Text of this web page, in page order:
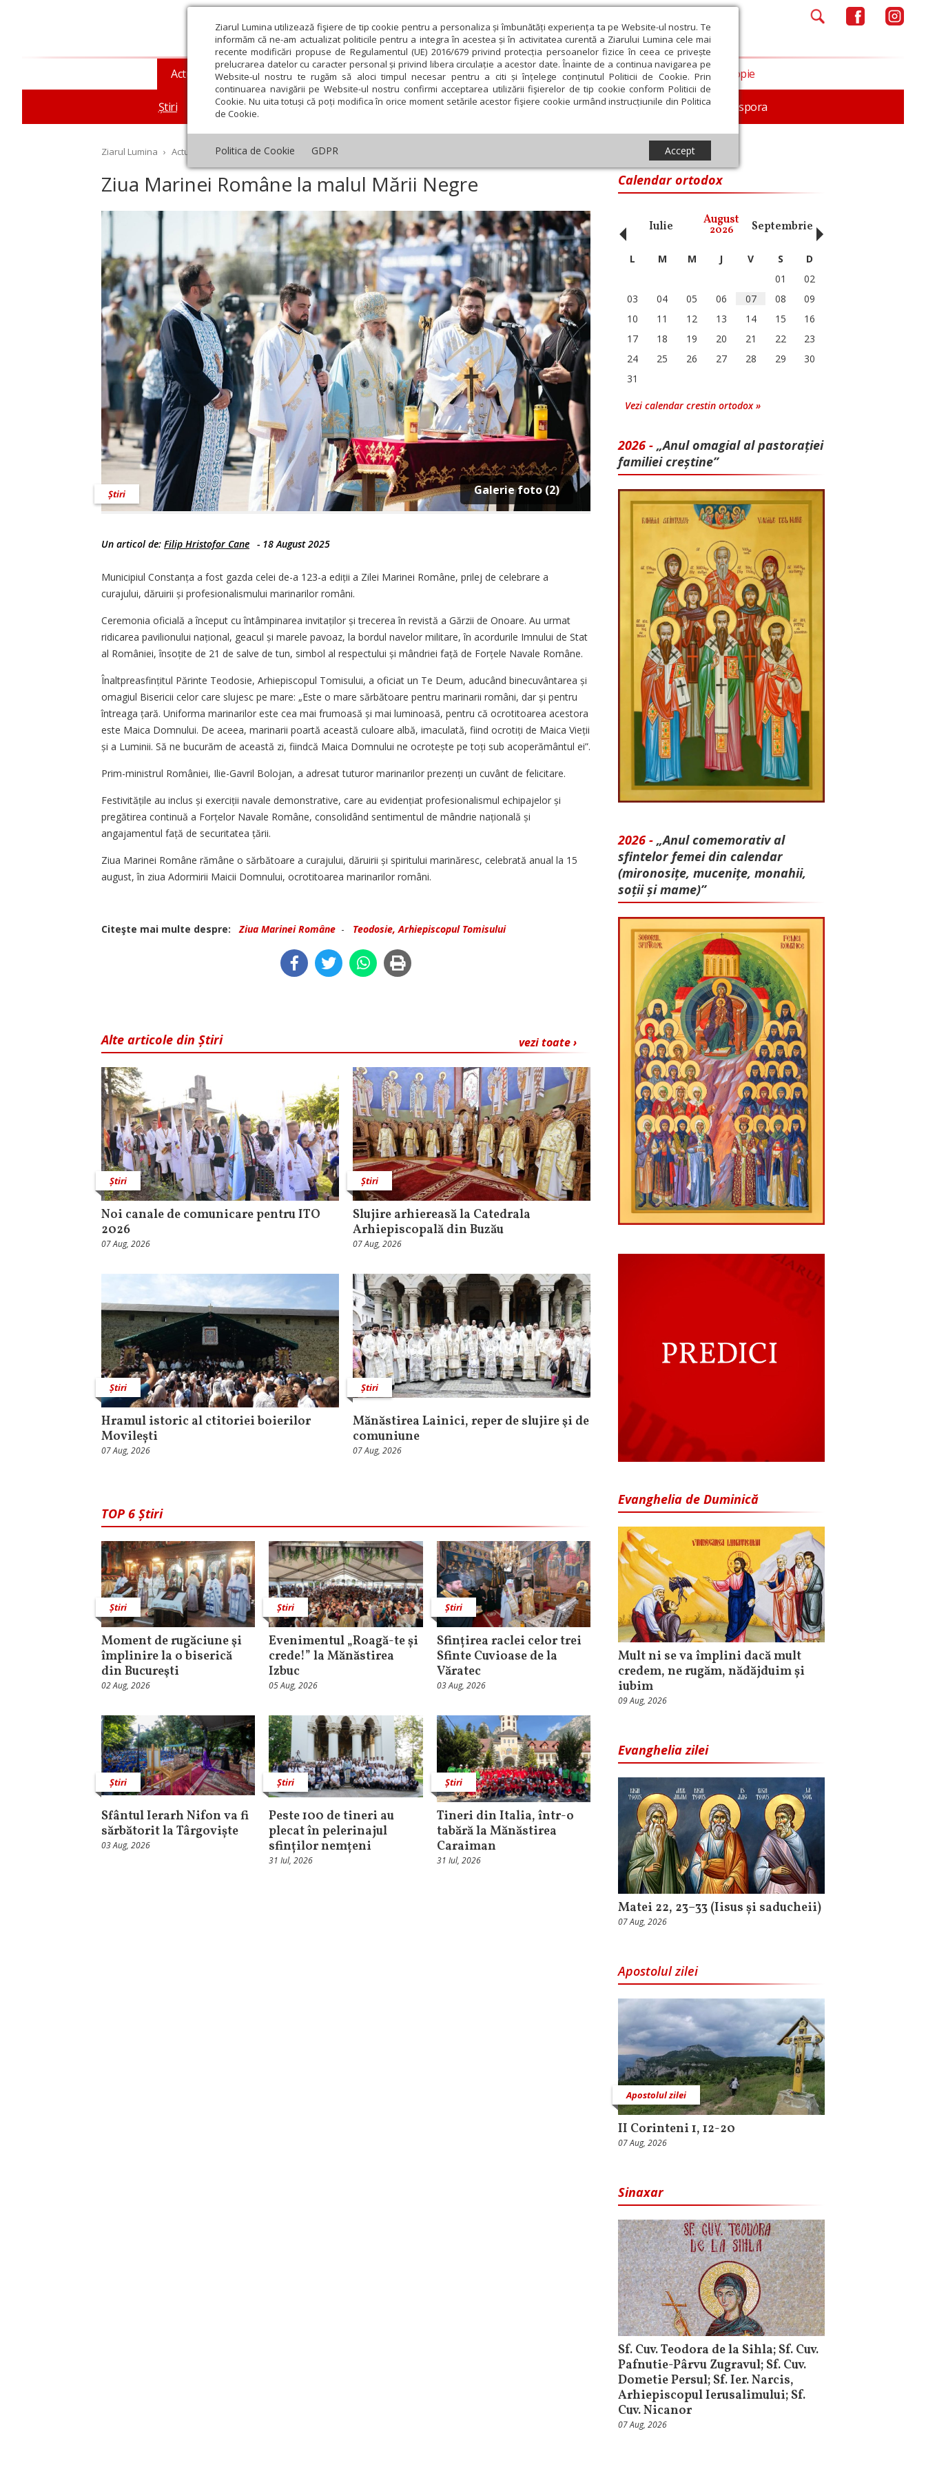
Ziarul Lumina utilizează fişiere de tip cookie pentru a personaliza și îmbunătăți experiența ta pe Website-ul nostru. Te
informăm că ne-am actualizat politicile pentru a integra în acestea și în activitatea curentă a Ziarului Lumina cele mai
recente modificări propuse de Regulamentul (UE) 2016/679 privind protecția persoanelor fizice în ceea ce privește
prelucrarea datelor cu caracter personal și privind libera circulație a acestor date. Înainte de a continua navigarea pe
Website-ul nostru te rugăm să aloci timpul necesar pentru a citi și înțelege conținutul Politicii de Cookie. Prin
continuarea navigării pe Website-ul nostru confirmi acceptarea utilizării fişierelor de tip cookie conform Politicii de
Cookie. Nu uita totuși că poți modifica în orice moment setările acestor fişiere cookie urmând instrucțiunile din Politica
de Cookie.
Politica de Cookie GDPR Accept
Actualitate religioasă
Știri Mesaje și cuvântări An omagial Comunicate de presă Documentar In memoriam Diaspora
Teologie și spiritualitate Educaţie și Cultură Societate Opinii Filantropie
Ziarul Lumina › Actualitate religioasă › Știri › Ziua Marinei Române la malul Mării Negre
Ziua Marinei Române la malul Mării Negre
Galerie foto (2)
Știri
Un articol de: Filip Hristofor Cane - 18 August 2025
Municipiul Constanța a fost gazda celei de-a 123-a ediții a Zilei Marinei Române, prilej de celebrare a
curajului, dăruirii și profesionalismului marinarilor români.
Ceremonia oficială a început cu întâmpinarea invitaților și trecerea în revistă a Gărzii de Onoare. Au urmat
ridicarea pavilionului național, geacul și marele pavoaz, la bordul navelor militare, în acordurile Imnului de Stat
al României, însoțite de 21 de salve de tun, simbol al respectului și mândriei față de Forțele Navale Române.
Înaltpreasfințitul Părinte Teodosie, Arhiepiscopul Tomisului, a oficiat un Te Deum, aducând binecuvântarea și
omagiul Bisericii celor care slujesc pe mare: „Este o mare sărbătoare pentru marinarii români, dar și pentru
întreaga țară. Uniforma marinarilor este cea mai frumoasă și mai luminoasă, pentru că ocrotitoarea acestora
este Maica Domnului. De aceea, marinarii poartă această culoare albă, imaculată, fiind ocrotiți de Maica Vieții
și a Luminii. Să ne bucurăm de această zi, fiindcă Maica Domnului ne ocrotește pe toți sub acoperământul ei”.
Prim-ministrul României, Ilie-Gavril Bolojan, a adresat tuturor marinarilor prezenți un cuvânt de felicitare.
Festivitățile au inclus și exerciții navale demonstrative, care au evidențiat profesionalismul echipajelor și
pregătirea continuă a Forțelor Navale Române, consolidând sentimentul de mândrie națională și
angajamentul față de securitatea țării.
Ziua Marinei Române rămâne o sărbătoare a curajului, dăruirii și spiritului marinăresc, celebrată anual la 15
august, în ziua Adormirii Maicii Domnului, ocrotitoarea marinarilor români.
Citeşte mai multe despre: Ziua Marinei Române - Teodosie, Arhiepiscopul Tomisului
vezi toate ›
Alte articole din Știri
Știri
Noi canale de comunicare pentru ITO
2026
07 Aug, 2026
Știri
Slujire arhiereasă la Catedrala
Arhiepiscopală din Buzău
07 Aug, 2026
Știri
Hramul istoric al ctitoriei boierilor
Movilești
07 Aug, 2026
Știri
Mănăstirea Lainici, reper de slujire şi de
comuniune
07 Aug, 2026
TOP 6 Știri
Știri
Moment de rugăciune şi
împlinire la o biserică
din Bucureşti
02 Aug, 2026
Știri
Evenimentul „Roagă-te și
crede!” la Mănăstirea
Izbuc
05 Aug, 2026
Știri
Sfințirea raclei celor trei
Sfinte Cuvioase de la
Văratec
03 Aug, 2026
Știri
Sfântul Ierarh Nifon va fi
sărbătorit la Târgoviște
03 Aug, 2026
Știri
Peste 100 de tineri au
plecat în pelerinajul
sfinților nemțeni
31 Iul, 2026
Știri
Tineri din Italia, într-o
tabără la Mănăstirea
Caraiman
31 Iul, 2026
Calendar ortodox
Decembrie Ianuarie Februarie Martie Aprilie Mai Iunie Iulie August
2026 Septembrie Octombrie
‹ L M M J V S
D
01
02
03
04 05 06 07 08
09
10
11 12 13 14 15
16
17
18 19 20 21 22
23
24
25 26 27 28 29
30
31
Vezi calendar crestin ortodox »
2026 - „Anul omagial al pastorației
familiei creștine”
2026 - „Anul comemorativ al
sfintelor femei din calendar
(mironosițe, mu­cenițe, monahii,
soții și mame)”
Evanghelia de Duminică
Mult ni se va împlini dacă mult
credem, ne rugăm, nădăjduim și
iubim
09 Aug, 2026
Evanghelia zilei
Matei 22, 23–33 (Iisus și saducheii)
07 Aug, 2026
Apostolul zilei
Apostolul zilei
II Corinteni 1, 12-20
07 Aug, 2026
Sinaxar
Sf. Cuv. Teodora de la Sihla; Sf. Cuv.
Pafnutie-Pârvu Zugravul; Sf. Cuv.
Dometie Persul; Sf. Ier. Narcis,
Arhiepiscopul Ierusalimului; Sf.
Cuv. Nicanor
07 Aug, 2026